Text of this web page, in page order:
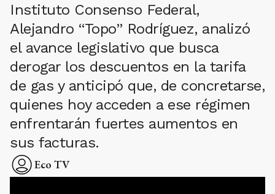
Instituto Consenso Federal,
Alejandro “Topo” Rodríguez, analizó
el avance legislativo que busca
derogar los descuentos en la tarifa
de gas y anticipó que, de concretarse,
quienes hoy acceden a ese régimen
enfrentarán fuertes aumentos en
sus facturas.
Eco TV